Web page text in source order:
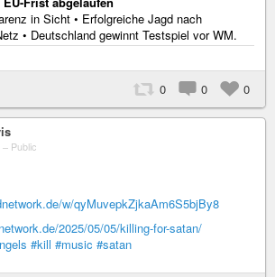
in Sicht • Erfolgreiche Jagd nach
• Deutschland gewinnt Testspiel vor WM.
0 0 0
– Public
w/qyMuvepkZjkaAm6S5bjBy8
2025/05/05/killing-for-satan/
#kill #music #satan